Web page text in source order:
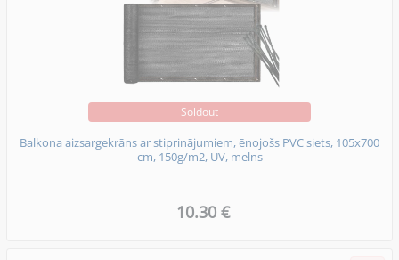
Soldout
Balkona aizsargekrāns ar stiprinājumiem, ēnojošs PVC siets, 105x700
cm, 150g/m2, UV, melns
10.30 €